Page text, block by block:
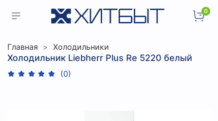
0
Главная Холодильники
Холодильник Liebherr Plus Re 5220 белый
(0)